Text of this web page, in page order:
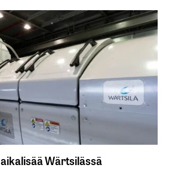
Wärtsilässä